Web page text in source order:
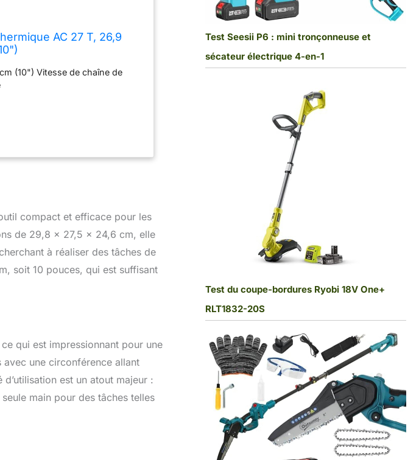
AC 27 T, 26,9
(10") Vitesse de chaîne de
compact et efficace pour les
de 29,8 x 27,5 x 24,6 cm, elle
à réaliser des tâches de
soit 10 pouces, qui est suffisant
qui est impressionnant pour une
une circonférence allant
est un atout majeur :
main pour des tâches telles
Test Seesii P6 : mini tronçonneuse et
sécateur électrique 4-en-1
Test du coupe-bordures Ryobi 18V One+
RLT1832-20S